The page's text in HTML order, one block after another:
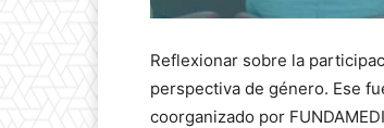
Reflexionar sobre la
perspectiva de género. Ese
coorganizado por